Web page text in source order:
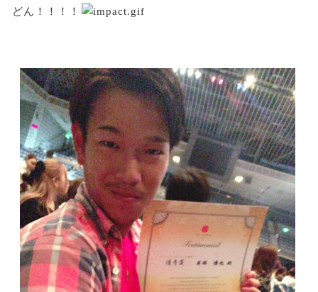
どん！！！！